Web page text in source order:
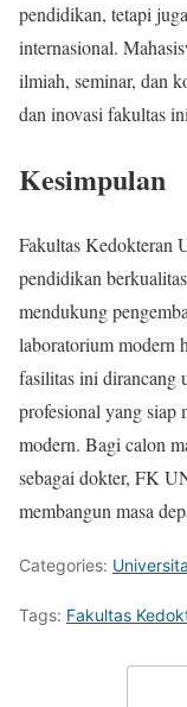
pendidikan, tetapi
internasional.
ilmiah, seminar, dan
dan inovasi fakultas
Kesimpulan
Fakultas Kedokteran
pendidikan
mendukung
laboratorium modern
fasilitas ini dirancang
profesional yang siap
modern. Bagi calon
sebagai dokter, FK
membangun masa
Categories:
Tags: Fakultas